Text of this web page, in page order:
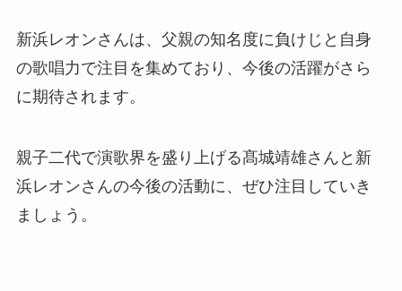
新浜レオンさんは、父親の知名度に負けじと自身
の歌唱力で注目を集めており、今後の活躍がさら
に期待されます。
親子二代で演歌界を盛り上げる髙城靖雄さんと新
浜レオンさんの今後の活動に、ぜひ注目していき
ましょう。